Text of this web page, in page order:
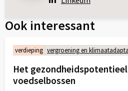
Ook interessant
verdieping vergroening en
Het
voedselbossen